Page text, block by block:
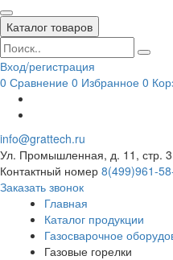
Каталог товаров
Вход/регистрация
0 Сравнение 0 Избранное 0
info@grattech.ru
Ул. Промышленная, д. 11, стр. 3
Контактный номер 8(499)961-
Заказать звонок
Главная
Каталог продукции
Газосварочное
Газовые горелки